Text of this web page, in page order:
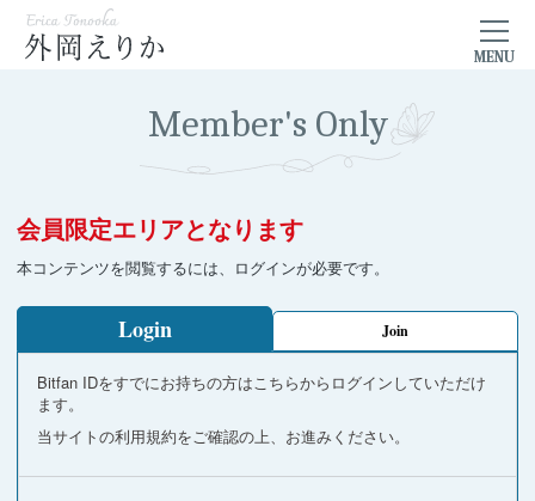
Member's Only
会員限定エリアとなります
本コンテンツを閲覧するには、ログインが必要です。
Login Join
Bitfan IDをすでにお持ちの方はこちらからログインしていただけ
ます。
当サイトの利用規約をご確認の上、お進みください。